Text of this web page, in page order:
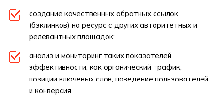
создание качественных обратных ссылок
(бэклинков) на ресурс с других авторитетных и
релевантных площадок;
анализ и мониторинг таких показателей
эффективности, как органический трафик,
позиции ключевых слов, поведение пользователей
и конверсия.